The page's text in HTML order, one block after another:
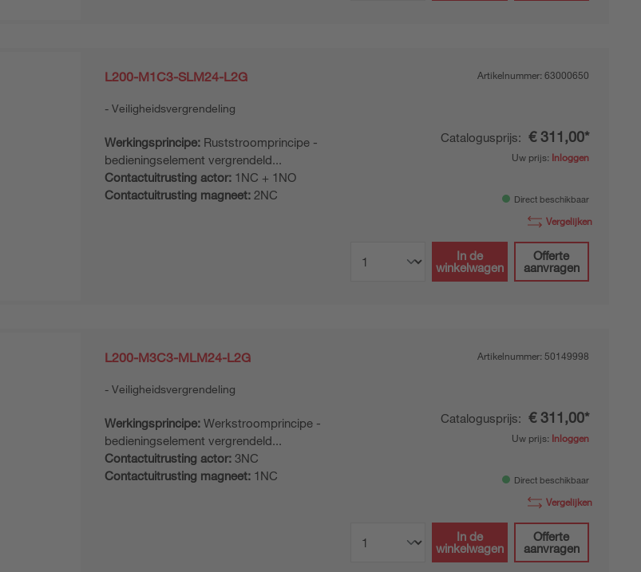
L200-M1C3-SLM24-L2G
Veiligheidsvergrendeling
Werkingsprincipe: Ruststroomprincipe -
bedieningselement vergrendeld...
Contactuitrusting actor: 1NC + 1NO
Contactuitrusting magneet: 2NC
Artikelnummer: 63000650
Catalogusprijs: € 311,00*
Uw prijs: Inloggen
Direct beschikbaar
Vergelijken
In de
winkelwagen
Offerte
aanvragen
L200-M3C3-MLM24-L2G
Veiligheidsvergrendeling
Werkingsprincipe: Werkstroomprincipe -
bedieningselement vergrendeld...
Contactuitrusting actor: 3NC
Contactuitrusting magneet: 1NC
Artikelnummer: 50149998
Catalogusprijs: € 311,00*
Uw prijs: Inloggen
Direct beschikbaar
Vergelijken
In de
winkelwagen
Offerte
aanvragen